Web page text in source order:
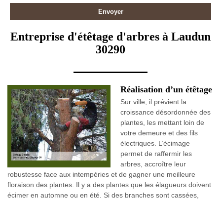
Entreprise d'étêtage d'arbres à Laudun
30290
Réalisation d’un étêtage
Sur ville, il prévient la
croissance désordonnée des
plantes, les mettant loin de
votre demeure et des fils
électriques. L’écimage
permet de raffermir les
arbres, accroître leur
robustesse face aux intempéries et de gagner une meilleure
floraison des plantes. Il y a des plantes que les élagueurs doivent
écimer en automne ou en été. Si des branches sont cassées,